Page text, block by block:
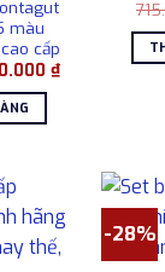
màu
cấp
₫.
₫Giá
-28%